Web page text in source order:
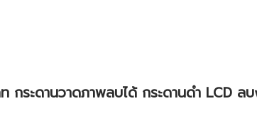
กระดานวาดภาพลบได้ กระดานดำ LCD ล